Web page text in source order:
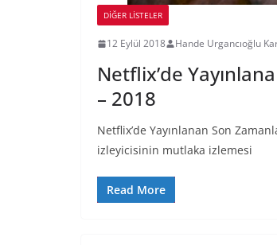
DIĞER LISTELER
12 Eylül 2018 Hande Urgancıoğlu
Netflix’de
– 2018
Netflix’de Yayınlanan Son
izleyicisinin mutlaka izlemesi
Read More